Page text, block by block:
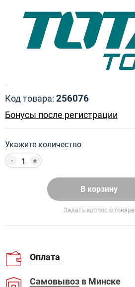
Код товара: 256076
Бонусы после регистрации
Укажите количество
+
-
В корзину
Задать вопрос о товаре
Оплата
Самовывоз в Минске